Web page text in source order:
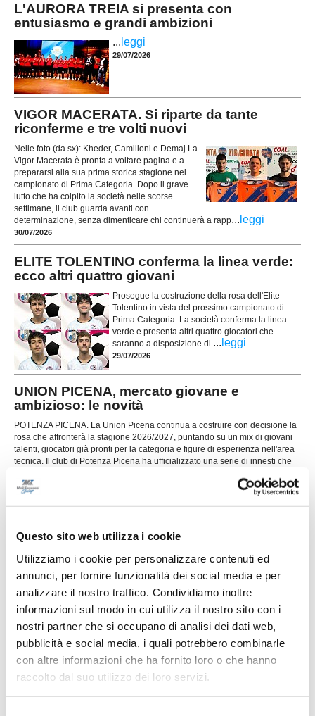
Questo sito web utilizza i cookie
Utilizziamo i cookie per personalizzare contenuti ed
annunci, per fornire funzionalità dei social media e per
analizzare il nostro traffico. Condividiamo inoltre
informazioni sul modo in cui utilizza il nostro sito con i
nostri partner che si occupano di analisi dei dati web,
pubblicità e social media, i quali potrebbero combinarle
con altre informazioni che ha fornito loro o che hanno
raccolto dal suo utilizzo dei loro servizi.
L'AURORA TREIA si presenta con
entusiasmo e grandi ambizioni
... leggi
29/07/2026
VIGOR MACERATA. Si riparte da tante
riconferme e tre volti nuovi
Nelle foto (da sx): Kheder, Camilloni e Demaj La
Vigor Macerata è pronta a voltare pagina e a
prepararsi alla sua prima storica stagione nel
campionato di Prima Categoria. Dopo il grave
lutto che ha colpito la società nelle scorse
settimane, il club guarda avanti con
determinazione, senza dimenticare chi continuerà a rapp... leggi
30/07/2026
ELITE TOLENTINO conferma la linea verde:
ecco altri quattro giovani
Prosegue la costruzione della rosa dell'Elite
Tolentino in vista del prossimo campionato di
Prima Categoria. La società conferma la linea
verde e presenta altri quattro giocatori che
saranno a disposizione di ... leggi
29/07/2026
UNION PICENA, mercato giovane e
ambizioso: le novità
POTENZA PICENA. La Union Picena continua a costruire con decisione la
rosa che affronterà la stagione 2026/2027, puntando su un mix di giovani
talenti, giocatori già pronti per la categoria e figure di esperienza nell'area
tecnica. Il club di Potenza Picena ha ufficializzato una serie di innesti che
29/07/2026
28/07/2026
RICCI: "Mercato importante, ora dobbiamo
diventare una squadra"
...leggi